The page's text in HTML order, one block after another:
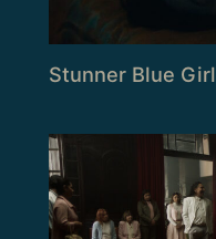
Stunner Blue Girl